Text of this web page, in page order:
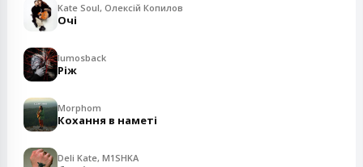
Kate Soul, Олексій Копилов
Очі
lumosback
Ріж
Morphom
Кохання в наметі
Deli Kate, M1SHKA